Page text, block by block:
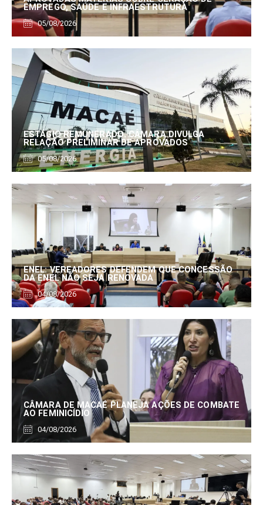
EMPREGO, SAÚDE E INFRAESTRUTURA
05/08/2026
ESTÁGIO REMUNERADO: CÂMARA DIVULGA
RELAÇÃO PRELIMINAR DE APROVADOS
05/08/2026
ENEL: VEREADORES DEFENDEM QUE CONCESSÃO
DA ENEL NÃO SEJA RENOVADA
04/08/2026
CÂMARA DE MACAÉ PLANEJA AÇÕES DE COMBATE
AO FEMINICÍDIO
04/08/2026